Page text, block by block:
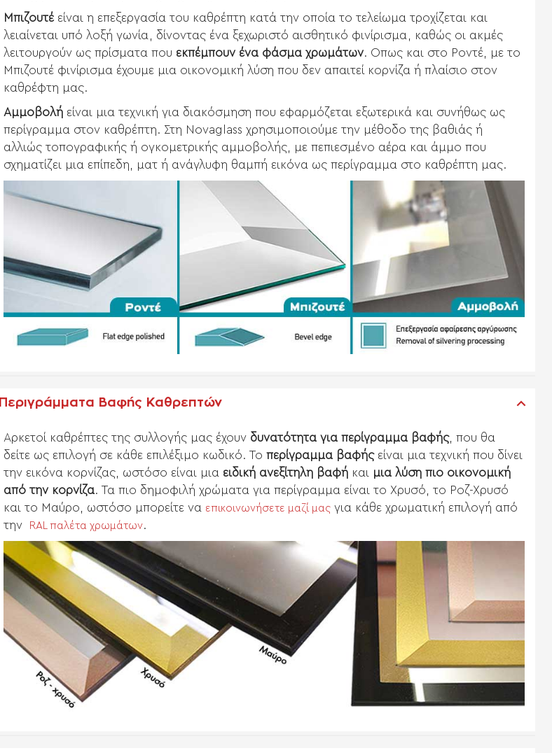
Μπιζουτέ είναι η επεξεργασία του καθρέπτη κατά την οποία το τελείωμα τροχίζεται και
λειαίνεται υπό λοξή γωνία, δίνοντας ένα ξεχωριστό αισθητικό φινίρισμα, καθώς οι ακμές
λειτουργούν ως πρίσματα που εκπέμπουν ένα φάσμα χρωμάτων. Οπως και στο Ροντέ, με το
Μπιζουτέ φινίρισμα έχουμε μια οικονομική λύση που δεν απαιτεί κορνίζα ή πλαίσιο στον
καθρέφτη μας.
Αμμοβολή είναι μια τεχνική για διακόσμηση που εφαρμόζεται εξωτερικά και συνήθως ως
περίγραμμα στον καθρέπτη. Στη Novaglass χρησιμοποιούμε την μέθοδο της βαθιάς ή
αλλιώς τοπογραφικής ή ογκομετρικής αμμοβολής, με πεπιεσμένο αέρα και άμμο που
σχηματίζει μια επίπεδη, ματ ή ανάγλυφη θαμπή εικόνα ως περίγραμμα στο καθρέπτη μας.
Περιγράμματα Βαφής Καθρεπτών
Αρκετοί καθρέπτες της συλλογής μας έχουν δυνατότητα για περίγραμμα βαφής, που θα
δείτε ως επιλογή σε κάθε επιλέξιμο κωδικό. Τοπερίγραμμα βαφήςείναι μια τεχνική που δίνει
την εικόνα κορνίζας, ωστόσο είναι μια ειδική ανεξίτηλη βαφή και μια λύση πιο οικονομική
από την κορνίζα. Τα πιο δημοφιλή χρώματα για περίγραμμα είναι το Χρυσό, το Ροζ-Χρυσό
και το Μαύρο, ωστόσο μπορείτε να επικοινωνήσετε μαζί μας για κάθε χρωματική επιλογή από
την
RAL παλέτα χρωμάτων.